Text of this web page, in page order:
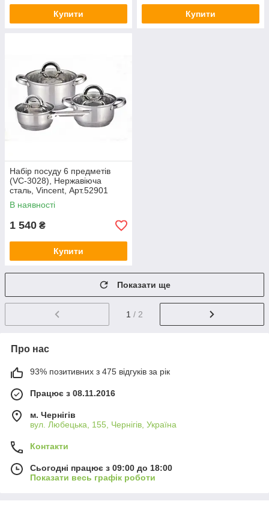
Купити Купити
Набір посуду 6 предметів
(VC-3028), Нержавіюча
сталь, Vincent, Арт.52901
В наявності
1 540 ₴
Купити
Показати ще
1 / 2
Про нас
93% позитивних з 475 відгуків за рік
Працює з 08.11.2016
м. Чернігів
вул. Любецька, 155, Чернігів, Україна
Контакти
Сьогодні працює з 09:00 до 18:00
Показати весь графік роботи